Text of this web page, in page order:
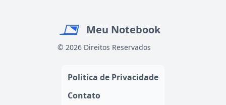
Meu Notebook
© 2026 Direitos Reservados
Politica de Privacidade
Contato